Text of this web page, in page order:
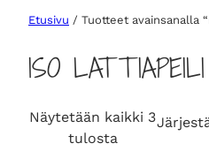
Etusivu / Tuotteet avainsanalla
ISO LATTIAPEILI
Näytetään kaikki 3
tulostaS